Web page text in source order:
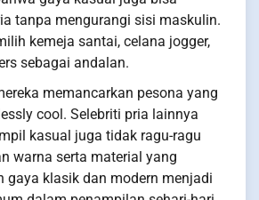
tanpa mengurangi sisi maskulin.
kemeja santai, celana jogger,
sebagai andalan.
memancarkan pesona yang
cool. Selebriti pria lainnya
kasual juga tidak ragu-ragu
warna serta material yang
gaya klasik dan modern menjadi